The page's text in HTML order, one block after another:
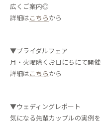
広くご案内◎
詳細はこちらから
▼ブライダルフェア
月・火曜除くお日にちにて開
詳細はこちらから
▼ウェディングレポート
気になる先輩カップルの実例